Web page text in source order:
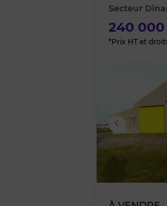
Secteur
240 000
*Prix HT et